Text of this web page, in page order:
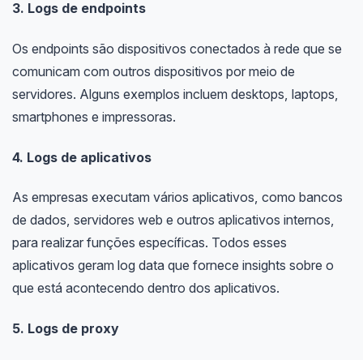
3. Logs de endpoints
Os endpoints são dispositivos conectados à rede que se
comunicam com outros dispositivos por meio de
servidores. Alguns exemplos incluem desktops, laptops,
smartphones e impressoras.
4. Logs de aplicativos
As empresas executam vários aplicativos, como bancos
de dados, servidores web e outros aplicativos internos,
para realizar funções específicas. Todos esses
aplicativos geram log data que fornece insights sobre o
que está acontecendo dentro dos aplicativos.
5. Logs de proxy